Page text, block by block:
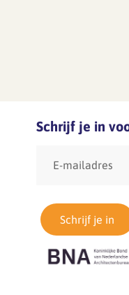
Schrijf je in
mailadres
Schrijf je in